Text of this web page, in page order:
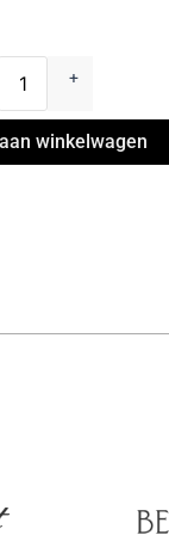
+
winkelwagen